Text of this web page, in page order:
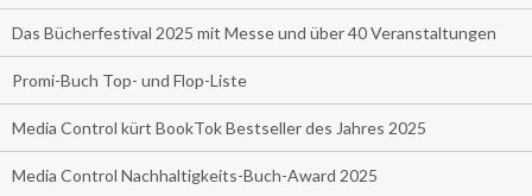
Das Bücherfestival 2025 mit Messe und über 40 Veranstaltungen
Promi-Buch Top- und Flop-Liste
Media Control kürt BookTok Bestseller des Jahres 2025
Media Control Nachhaltigkeits-Buch-Award 2025